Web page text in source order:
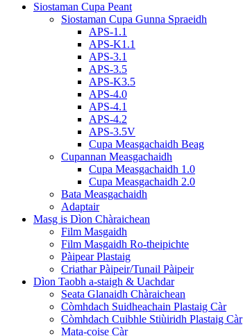
Siostaman Cupa Peant
Siostaman Cupa Gunna Spraeidh
APS-1.1
APS-K1.1
APS-3.1
APS-3.5
APS-K3.5
APS-4.0
APS-4.1
APS-4.2
APS-3.5V
Cupa Measgachaidh Beag
Cupannan Measgachaidh
Cupa Measgachaidh 1.0
Cupa Measgachaidh 2.0
Bata Measgachaidh
Adaptair
Masg is Dìon Chàraichean
Film Masgaidh
Film Masgaidh Ro-theipichte
Pàipear Plastaig
Criathar Pàipeir/Tunail Pàipeir
Dìon Taobh a-staigh & Uachdar
Seata Glanaidh Chàraichean
Còmhdach Suidheachain Plastaig Càr
Còmhdach Cuibhle Stiùiridh Plastaig Càr
Mata-coise Càr